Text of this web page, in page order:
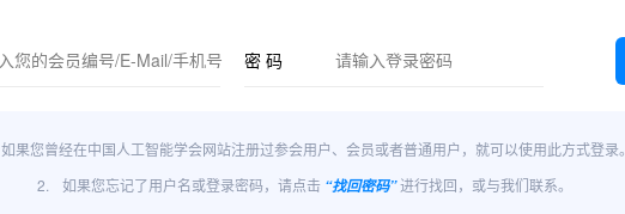
密 码
如果您曾经在中国人工智能学会网站注册过参会用户、会员或者普通用户，就可以使用此方式登录。
2.
如果您忘记了用户名或登录密码，请点击 “找回密码”进行找回，或与我们联系。